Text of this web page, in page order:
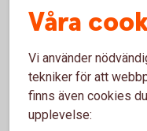
Vad värnar
En fond kan välja
påverkan
Våra
Vi använder
tekniker för att
finns även cookies
upplevelse: